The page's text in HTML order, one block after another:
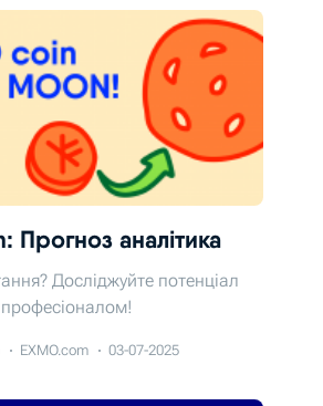
Прогноз аналітика
Досліджуйте потенціал
EXMO.com 03-07-2025